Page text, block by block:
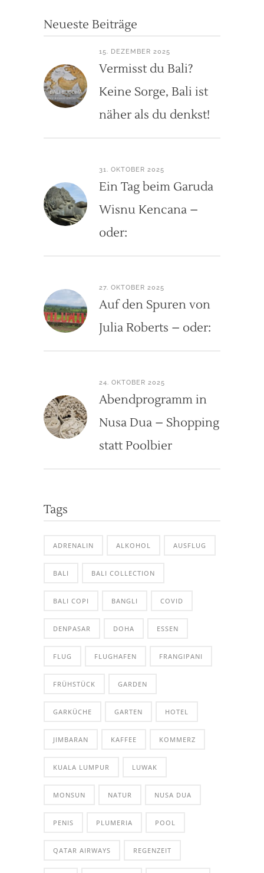
Neueste Beiträge
15. DEZEMBER 2025
Vermisst du Bali?
Keine Sorge, Bali ist
näher als du denkst!
31. OKTOBER 2025
Ein Tag beim Garuda
Wisnu Kencana –
oder:
27. OKTOBER 2025
Auf den Spuren von
Julia Roberts – oder:
24. OKTOBER 2025
Abendprogramm in
Nusa Dua – Shopping
statt Poolbier
Tags
ADRENALIN ALKOHOL AUSFLUG
BALI BALI COLLECTION
BALI COPI BANGLI COVID
DENPASAR DOHA ESSEN
FLUG FLUGHAFEN FRANGIPANI
FRÜHSTÜCK GARDEN
GARKÜCHE GARTEN HOTEL
JIMBARAN KAFFEE KOMMERZ
KUALA LUMPUR LUWAK
MONSUN NATUR NUSA DUA
PENIS PLUMERIA POOL
QATAR AIRWAYS REGENZEIT